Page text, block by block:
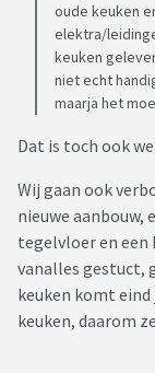
oude keuken
elektra/
keuken
niet echt
maarja het
Dat is toch ook
Wij gaan ook
nieuwe aanbouw,
tegelvloer en
vanalles gestuct,
keuken komt eind
keuken, daarom